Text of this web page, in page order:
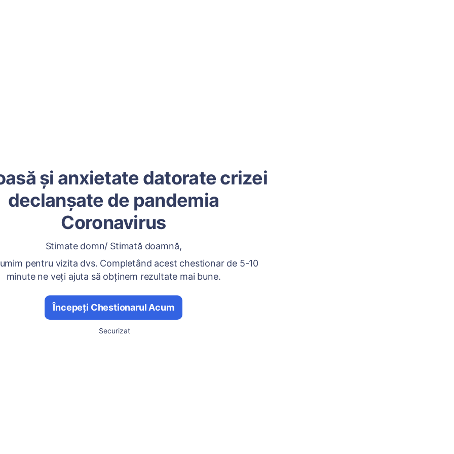
și anxietate datorate crizei
declanșate de pandemia
Coronavirus
Stimate domn/ Stimată doamnă,
pentru vizita dvs. Completând acest chestionar de 5-10
minute ne veți ajuta să obținem rezultate mai bune.
Începeți Chestionarul Acum
Securizat